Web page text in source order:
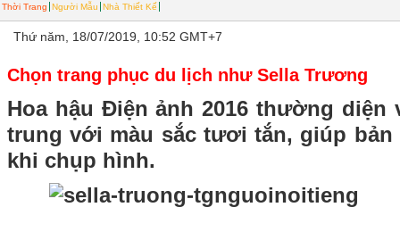
Thời Trang Người Mẫu Nhà Thiết Kế
Thứ năm, 18/07/2019, 10:52 GMT+7
Chọn trang phục du lịch như Sella Trương
Hoa hậu Điện ảnh 2016 thường diện
trung với màu sắc tươi tắn, giúp
khi chụp hình.